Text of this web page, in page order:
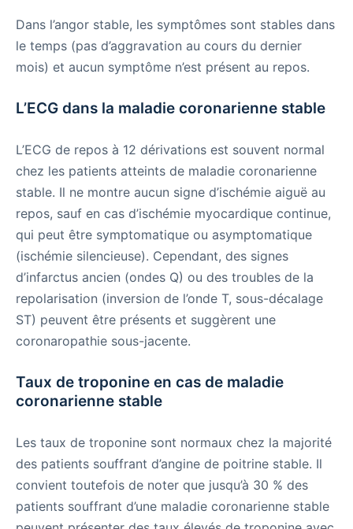
Dans l’angor stable, les symptômes sont stables dans
le temps (pas d’aggravation au cours du dernier
mois) et aucun symptôme n’est présent au repos.
L’ECG dans la maladie coronarienne stable
L’ECG de repos à 12 dérivations est souvent normal
chez les patients atteints de maladie coronarienne
stable. Il ne montre aucun signe d’ischémie aiguë au
repos, sauf en cas d’ischémie myocardique continue,
qui peut être symptomatique ou asymptomatique
(ischémie silencieuse). Cependant, des signes
d’infarctus ancien (ondes Q) ou des troubles de la
repolarisation (inversion de l’onde T, sous-décalage
ST) peuvent être présents et suggèrent une
coronaropathie sous-jacente.
Taux de troponine en cas de maladie
coronarienne stable
Les taux de troponine sont normaux chez la majorité
des patients souffrant d’angine de poitrine stable. Il
convient toutefois de noter que jusqu’à 30 % des
patients souffrant d’une maladie coronarienne stable